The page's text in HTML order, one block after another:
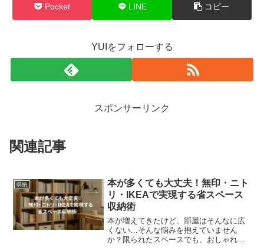
Pocket LINE コピー
YUIをフォローする
スポンサーリンク
関連記事
収納
本が多くても大丈夫！無印・ニト
リ・IKEAで実現する省スペース
収納術
本が増えてきたけど、部屋はそんなに広
くない…そんな悩みを抱えていません
か？限られたスペースでも、おしゃれで